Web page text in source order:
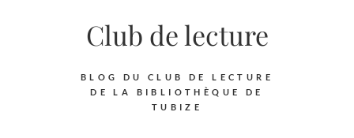
Club de lecture
BLOG DU CLUB DE LECTURE
DE LA BIBLIOTHÈQUE DE
TUBIZE